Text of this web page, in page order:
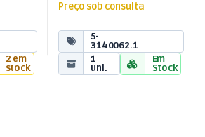
2 em
stock
Preço sob consulta
5-
3140062.1
1
uni.
Em
Stock